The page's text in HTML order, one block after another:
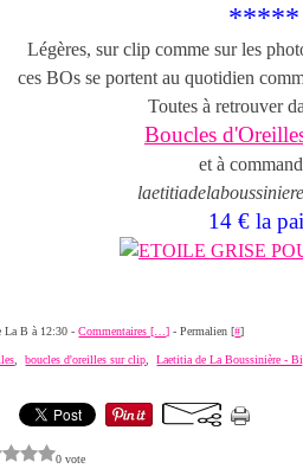
*****
Légères, sur clip comme sur les
ces BOs se portent au quotidien
Toutes à retrouver
Boucles
et à
14 € la
La B à 12:30 -Commentaires [ …] - Permalien [#]
,boucles d'oreilles sur clip ,Laetitia de La Boussinière -
0 vote